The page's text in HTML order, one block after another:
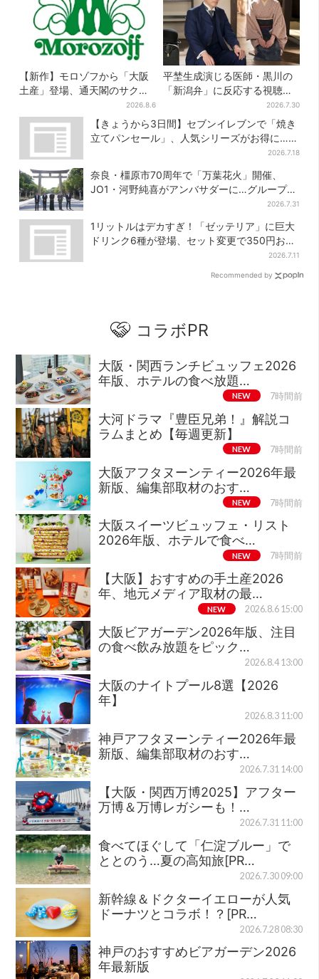
【新作】モロゾフから「大阪
土産」登場、通天閣のサクサ
クスイーツ 6カ所で順次発売
2026.8.6
平埜生成演じる医師・黒川の
「新潟弁」に反応する視聴者
2026.7.30
【きょうから3日間】セブンイレブンで「焼き
立てパンセール」、人気シリーズがお得に…チ
2026.7.18
奈良・橿原市70周年で「万葉花火」開催、
JO1・河野純喜がアンバサダーに…グループ楽
2026.7.31
1リットルはデカすぎ！「ゼッテリア」に巨大
ドリンク6種が登場、セット変更で350円お得
2026.7.11
Recommended by
コラボPR
大阪・関西ランチビュッフェ2026
年版、ホテルの食べ放題…
NEW 7時間前
大河ドラマ『豊臣兄弟！』解説コ
ラムまとめ【毎週更新】
NEW 7時間前
大阪アフタヌーンティー2026年最
新版、編集部取材のおす…
NEW 7時間前
大阪スイーツビュッフェ・リスト
2026年版、ホテルで食べ…
NEW 7時間前
【大阪】おすすめの手土産2026
年、地元メディア取材の最…
NEW 2026.8.6 15:00
大阪ビアガーデン2026年版、注目
の食べ飲み放題をピック…
2026.8.4 13:00
大阪のナイトプール8選【2026
年】
2026.8.3 11:00
神戸アフタヌーンティー2026年最
新版、編集部取材のおす…
2026.7.31 14:00
【大阪・関西万博2025】アフター
万博＆万博レガシーも！…
2026.7.31 11:00
食べてほぐして「仁淀ブルー」で
ととのう…夏の高知旅[PR…
2026.7.30 09:00
新幹線＆ドクターイエローが人気
ドーナツとコラボ！？[PR…
2026.7.28 08:30
神戸のおすすめビアガーデン2026
年最新版